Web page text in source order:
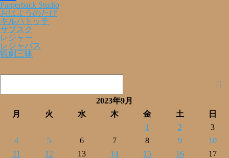
共
有
Parperback Studio
おはようのたび
キルハトッテ
サブスク
レジャー
レジャパス
観劇三昧
2023年9月
月
火 水 木 金 土
日
1
2
3
4
5 6 7 8 9
10
11
12 13 14 15 16
17